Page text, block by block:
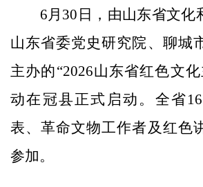
6月30日，由山东省文化
山东省委党史研究院、聊城
主办的“2026山东省红色文
动在冠县正式启动。全省
表、革命文物工作者及红色
参加。